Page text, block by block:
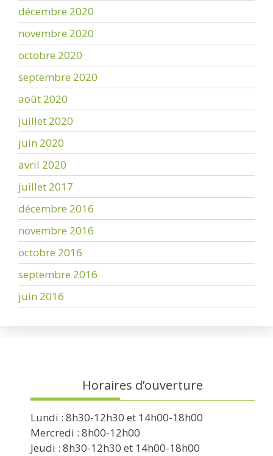
décembre 2020
novembre 2020
octobre 2020
septembre 2020
août 2020
juillet 2020
juin 2020
avril 2020
juillet 2017
décembre 2016
novembre 2016
octobre 2016
septembre 2016
juin 2016
Horaires d’ouverture
Lundi : 8h30-12h30 et 14h00-18h00
Mercredi : 8h00-12h00
Jeudi : 8h30-12h30 et 14h00-18h00